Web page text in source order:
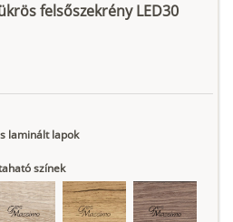
felsőszekrény LED30
laminált lapok
színek